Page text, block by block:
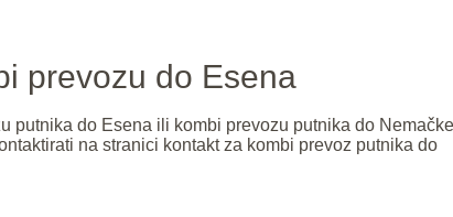
prevozu do Esena
putnika do Esena ili kombi prevozu putnika do
na stranici kontakt za kombi prevoz putnika do